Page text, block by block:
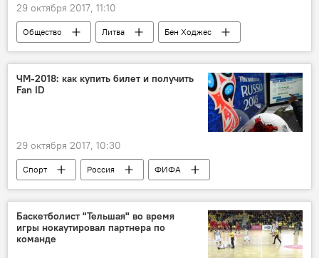
29 октября 2017, 11:10
Общество Литва
Бен Ходжес
НАТО
учения "Железный волк — 2017"
ЧМ-2018: как купить билет и получить
Fan ID
29 октября 2017, 10:30
Спорт Россия
ФИФА
ЧМ по футболу — 2018
чемпионат мира
билеты
Баскетболист "Тельшая" во время
игры нокаутировал партнера по
команде